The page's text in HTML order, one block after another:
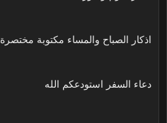
اذكار الصباح والمساء مكتوبة مختصرة
دعاء السفر استودعكم الله